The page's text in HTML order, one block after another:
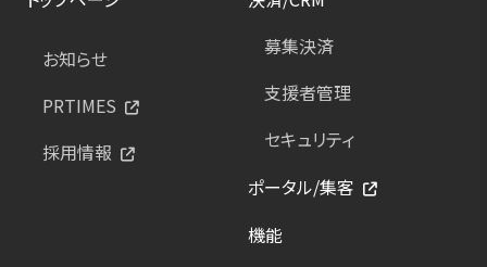
お知らせ
PRTIMES
採用情報
募集決済
支援者管理
セキュリティ
ポータル/集客
機能